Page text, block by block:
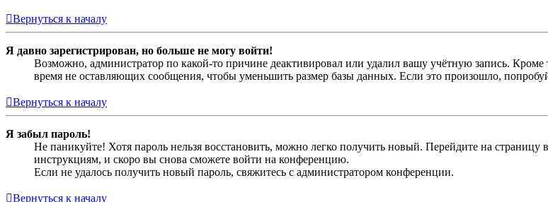
Вернуться к началу
Я давно зарегистрирован, но больше не могу войти!
Возможно, администратор по какой-то причине деактивировал или удалил вашу учётную запись.
время не оставляющих сообщения, чтобы уменьшить размер базы данных. Если это произошло,
Вернуться к началу
Я забыл пароль!
Не паникуйте! Хотя пароль нельзя восстановить, можно легко получить новый. Перейдите на
инструкциям, и скоро вы снова сможете войти на конференцию.
Если не удалось получить новый пароль, свяжитесь с администратором конференции.
Вернуться к началу